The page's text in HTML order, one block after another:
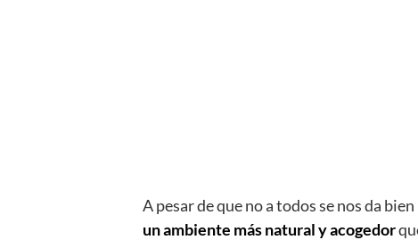
A pesar de que no a todos se nos da
un ambiente más natural y acogedor